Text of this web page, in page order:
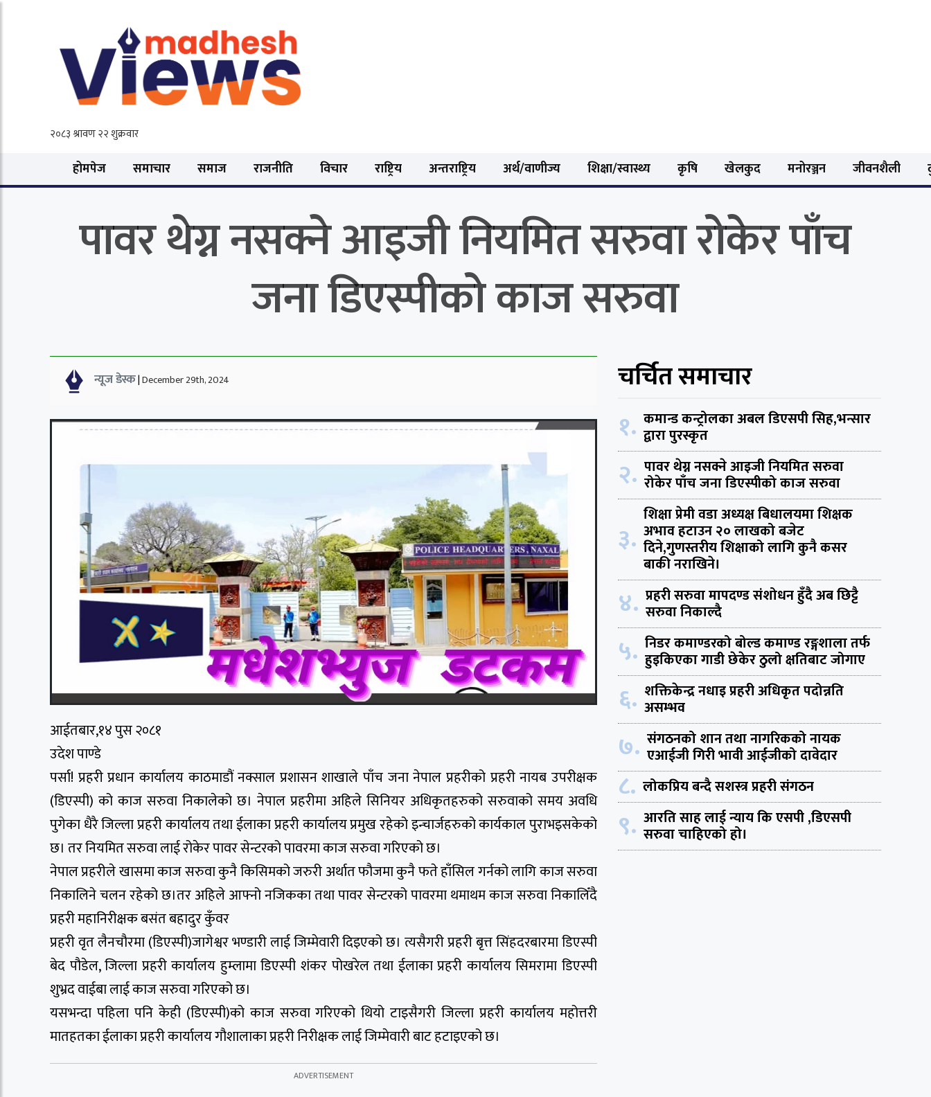
होमपेज समाचार समाज राजनीति विचार राष्ट्रिय अन्तराष्ट्रिय अर्थ/वाणीज्य शिक्षा/स्वास्थ्य कृषि खेलकुद मनोरञ्जन जीवनशैली
पावर थेग्न नसक्ने आइजी नियमित सरुवा रोकेर पाँच
जना डिएस्पीको काज सरुवा
न्यूज डेस्क|December 29th, 2024
आईतबार,१४ पुस २०८१
उदेश पाण्डे
पर्सा! प्रहरी प्रधान कार्यालय काठमाडौं नक्साल प्रशासन शाखाले पाँच जना नेपाल प्रहरीको प्रहरी नायब उपरीक्षक
(डिएस्पी) को काज सरुवा निकालेको छ। नेपाल प्रहरीमा अहिले सिनियर अधिकृतहरुको सरुवाको समय अवधि
पुगेका धैरै जिल्ला प्रहरी कार्यालय तथा ईलाका प्रहरी कार्यालय प्रमुख रहेको इन्चार्जहरुको कार्यकाल पुराभइसकेको
छ। तर नियमित सरुवा लाई रोकेर पावर सेन्टरको पावरमा काज सरुवा गरिएको छ।
नेपाल प्रहरीले खासमा काज सरुवा कुनै किसिमको जरुरी अर्थात फौजमा कुनै फते हाँसिल गर्नको लागि काज सरुवा
निकालिने चलन रहेको छ।तर अहिले आफ्नो नजिकका तथा पावर सेन्टरको पावरमा थमाथम काज सरुवा निकालिँदै
प्रहरी महानिरीक्षक बसंत बहादुर कुँवर
प्रहरी वृत लैनचौरमा (डिएस्पी)जागेश्वर भण्डारी लाई जिम्मेवारी दिइएको छ। त्यसैगरी प्रहरी बृत्त सिंहदरबारमा डिएस्पी
बेद पौडेल, जिल्ला प्रहरी कार्यालय हुम्लामा डिएस्पी शंकर पोखरेल तथा ईलाका प्रहरी कार्यालय सिमरामा डिएस्पी
शुभ्रद वाईबा लाई काज सरुवा गरिएको छ।
यसभन्दा पहिला पनि केही (डिएस्पी)को काज सरुवा गरिएको थियो टाइसैगरी जिल्ला प्रहरी कार्यालय महोत्तरी
मातहतका ईलाका प्रहरी कार्यालय गौशालाका प्रहरी निरीक्षक लाई जिम्मेवारी बाट हटाइएको छ।
चर्चित समाचार
१. कमान्ड कन्ट्रोलका अबल डिएसपी सिह,भन्सार
द्वारा पुरस्कृत
२. पावर थेग्न नसक्ने आइजी नियमित सरुवा
रोकेर पाँच जना डिएस्पीको काज सरुवा
३.
शिक्षा प्रेमी वडा अध्यक्ष बिधालयमा शिक्षक
अभाव हटाउन २० लाखको बजेट
दिने,गुणस्तरीय शिक्षाको लागि कुनै कसर
बाकी नराखिने।
४. प्रहरी सरुवा मापदण्ड संशोधन हुँदै अब छिट्टै
सरुवा निकाल्दै
५. निडर कमाण्डरको बोल्ड कमाण्ड रङ्गशाला तर्फ
हुइकिएका गाडी छेकेर ठुलो क्षतिबाट जोगाए
६. शक्तिकेन्द्र नधाइ प्रहरी अधिकृत पदोन्नति
असम्भव
७. संगठनको शान तथा नागरिकको नायक
एआईजी गिरी भावी आईजीको दावेदार
८. लोकप्रिय बन्दै सशस्त्र प्रहरी संगठन
९. आरति साह लाई न्याय कि एसपी ,डिएसपी
सरुवा चाहिएको हो।